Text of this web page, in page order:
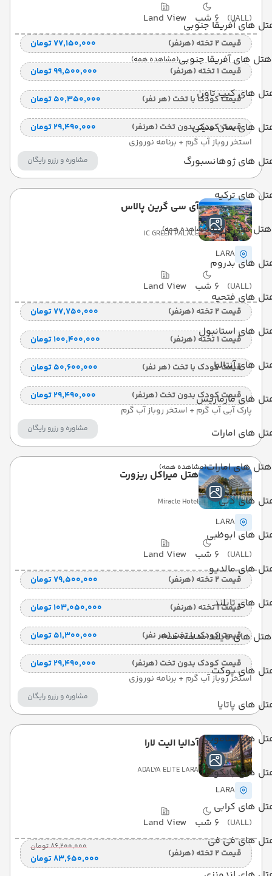
های آفریقا جنوبی
هتل های آفریقا جنوبی(مشاهده همه)
های کیپ تاون
های سان سیتی
های ژوهانسبورگ
های ترکیه
هتل های ترکیه(مشاهده همه)
های بدروم
های فتحیه
های استانبول
های آنتالیا
های مارماریس
های امارات
هتل های امارات(مشاهده همه)
های دبی
های ابوظبی
های مالدیو
های تایلند
هتل های تایلند(مشاهده همه)
های پوکت
های پاتایا
های سامویی
های بانکوک
های کرابی
های فی فی
(UALL) 6 شب Land View
قیمت 2 تخته (هرنفر) ۷۷٬۱۵۰٬۰۰۰ تومان
قیمت 1 تخته (هرنفر) ۹۹٬۵۰۰٬۰۰۰ تومان
قیمت کودک با تخت (هر نفر) ۵۰٬۳۵۰٬۰۰۰ تومان
قیمت کودک بدون تخت (هرنفر)
۲۹٬۴۹۰٬۰۰۰ تومان
استخر روباز آب گرم + برنامه نوروزی
مشاوره و رزرو رایگان
آی سی گرین پالاس
IC GREEN PALACE
LARA
(UALL) 6 شب Land View
قیمت 2 تخته (هرنفر) ۷۷٬۷۵۰٬۰۰۰ تومان
قیمت 1 تخته (هرنفر) ۱۰۰٬۴۰۰٬۰۰۰ تومان
قیمت کودک با تخت (هر نفر) ۵۰٬۶۰۰٬۰۰۰ تومان
قیمت کودک بدون تخت (هرنفر)
۲۹٬۴۹۰٬۰۰۰ تومان
پارک آبی آب گرم + استخر روباز آب گرم
مشاوره و رزرو رایگان
هتل میراکل ریزورت
Miracle Hotel
LARA
(UALL) 6 شب Land View
قیمت 2 تخته (هرنفر) ۷۹٬۵۰۰٬۰۰۰ تومان
قیمت 1 تخته (هرنفر) ۱۰۳٬۰۵۰٬۰۰۰ تومان
قیمت کودک با تخت (هر نفر) ۵۱٬۳۰۰٬۰۰۰ تومان
قیمت کودک بدون تخت (هرنفر)
۲۹٬۴۹۰٬۰۰۰ تومان
استخر روباز آب گرم + برنامه نوروزی
مشاوره و رزرو رایگان
آدالیا الیت لارا
ADALYA ELITE LARA
LARA
(UALL) 6 شب Land View
قیمت 2 تخته (هرنفر)
۸۶٬۲۰۰٬۰۰۰ تومان
۸۳٬۶۵۰٬۰۰۰ تومان